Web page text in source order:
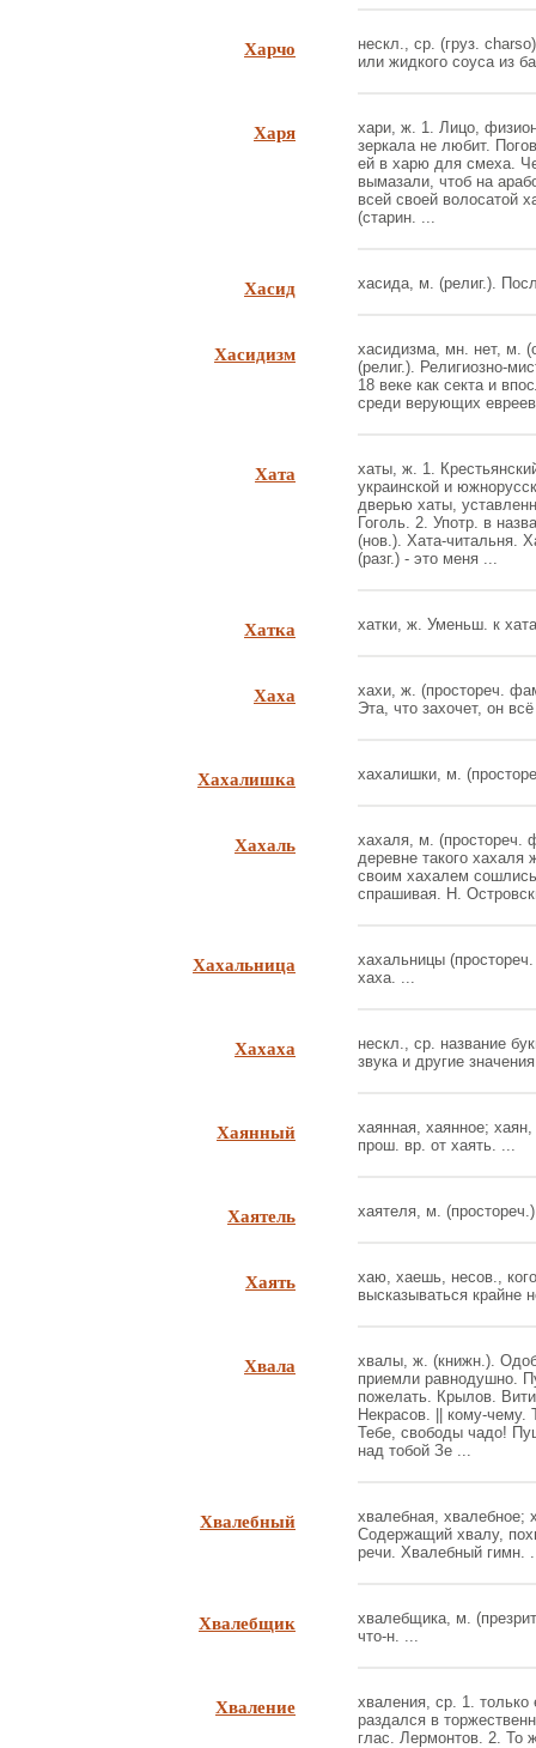
Харчо
нескл., ср. (груз.
или жидкого соуса из
Харя
хари, ж. 1. Лицо,
зеркала не любит.
ей в харю для смеха.
вымазали, чтоб на
всей своей волосатой
(старин. ...
Хасид хасида, м. (религ.).
Хасидизм
хасидизма, мн. нет, м.
(религ.). Религиозно-
18 веке как секта и
среди верующих
Хата
хаты, ж. 1.
украинской и
дверью хаты,
Гоголь. 2. Употр. в
(нов.). Хата-читальня.
(разг.) - это меня ...
Хатка хатки, ж. Уменьш. к
Хаха
хахи, ж. (простореч.
Эта, что захочет, он
Хахалишка хахалишки, м.
Хахаль
хахаля, м. (простореч.
деревне такого
своим хахалем
спрашивая. Н.
Хахальница
хахальницы
хаха. ...
Хахаха
нескл., ср. название
звука и другие
Хаянный
хаянная, хаянное;
прош. вр. от хаять. ...
Хаятель хаятеля, м.
Хаять
хаю, хаешь, несов.,
высказываться крайне
Хвала
хвалы, ж. (книжн.).
приемли равнодушно.
пожелать. Крылов.
Некрасов. || кому-чему.
Тебе, свободы чадо!
над тобой Зе ...
Хвалебный
хвалебная, хвалебное;
Содержащий хвалу,
речи. Хвалебный гимн.
Хвалебщик
хвалебщика, м.
что-н. ...
Хваление
хваления, ср. 1. только
раздался в
глас. Лермонтов. 2. То